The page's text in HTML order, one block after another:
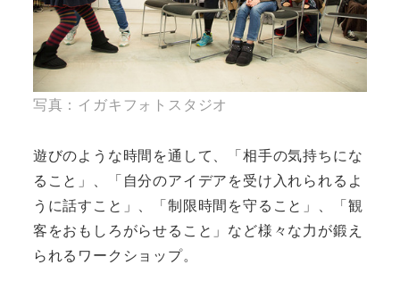
写真：イガキフォトスタジオ
遊びのような時間を通して、「相手の気持ちにな
ること」、「自分のアイデアを受け入れられるよ
うに話すこと」、「制限時間を守ること」、「観
客をおもしろがらせること」など様々な力が鍛え
られるワークショップ。